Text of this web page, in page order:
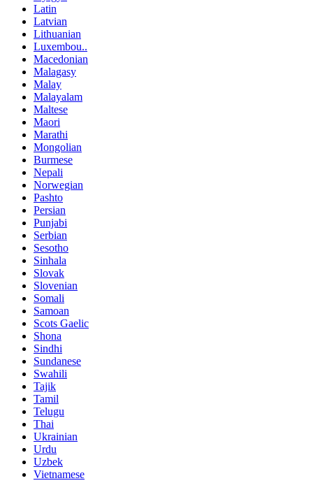
Latin
Latvian
Lithuanian
Luxembou..
Macedonian
Malagasy
Malay
Malayalam
Maltese
Maori
Marathi
Mongolian
Burmese
Nepali
Norwegian
Pashto
Persian
Punjabi
Serbian
Sesotho
Sinhala
Slovak
Slovenian
Somali
Samoan
Scots Gaelic
Shona
Sindhi
Sundanese
Swahili
Tajik
Tamil
Telugu
Thai
Ukrainian
Urdu
Uzbek
Vietnamese